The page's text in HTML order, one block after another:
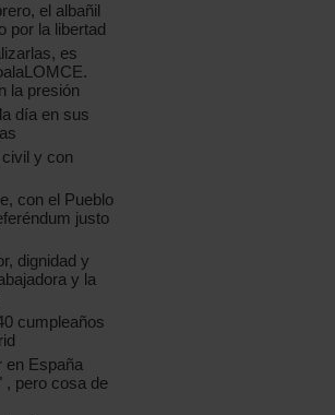
el albañil
por la libertad
es
la presión
día en sus
y con
con el Pueblo
justo
dignidad y
y la
cumpleaños
en España
, pero cosa de